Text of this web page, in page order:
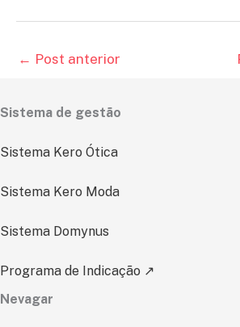
← Post anterior
Sistema de gestão
Sistema Kero Ótica
Sistema Kero Moda
Sistema Domynus
Programa de Indicação ↗
Nevagar